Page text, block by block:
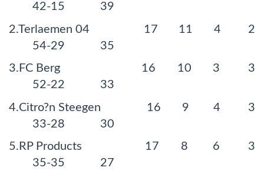
42-15 39
2.Terlaemen 04 17 11 4 2
54-29 35
3.FC Berg 16 10 3 3
52-22 33
4.Citro?n Steegen 16 9 4 3
33-28 30
5.RP Products 17 8 6 3
35-35 27